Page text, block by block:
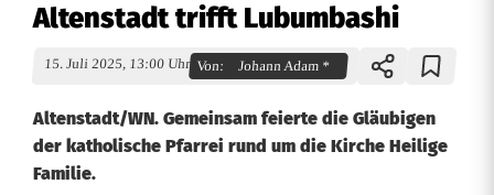
Altenstadt trifft Lubumbashi
15. Juli 2025, 13:00 Uhr Von: Johann Adam *
Altenstadt/WN. Gemeinsam feierte die Gläubigen
der katholische Pfarrei rund um die Kirche Heilige
Familie.